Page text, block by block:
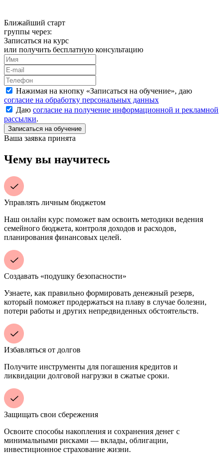
Ближайший старт
группы через:
Записаться на курс
или получить бесплатную консультацию
Нажимая на кнопку «Записаться на обучение», даю
согласие на обработку персональных данных
Даю согласие на получение информационной и рекламной
рассылки.
Ваша заявка принята
Чему вы научитесь
Управлять личным бюджетом
Наш онлайн курс поможет вам освоить методики ведения
семейного бюджета, контроля доходов и расходов,
планирования финансовых целей.
Создавать «подушку безопасности»
Узнаете, как правильно формировать денежный резерв,
который поможет продержаться на плаву в случае болезни,
потери работы и других непредвиденных обстоятельств.
Избавляться от долгов
Получите инструменты для погашения кредитов и
ликвидации долговой нагрузки в сжатые сроки.
Защищать свои сбережения
Освоите способы накопления и сохранения денег с
минимальными рисками — вклады, облигации,
инвестиционное страхование жизни.